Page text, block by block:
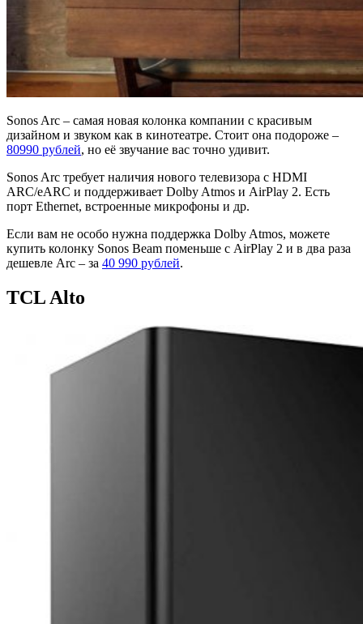
Sonos Arc – самая новая колонка компании с красивым
дизайном и звуком как в кинотеатре. Стоит она подороже –
80990 рублей, но её звучание вас точно удивит.
Sonos Arc требует наличия нового телевизора с HDMI
ARC/eARC и поддерживает Dolby Atmos и AirPlay 2. Есть
порт Ethernet, встроенные микрофоны и др.
Если вам не особо нужна поддержка Dolby Atmos, можете
купить колонку Sonos Beam поменьше с AirPlay 2 и в два раза
дешевле Arc – за 40 990 рублей.
TCL Alto